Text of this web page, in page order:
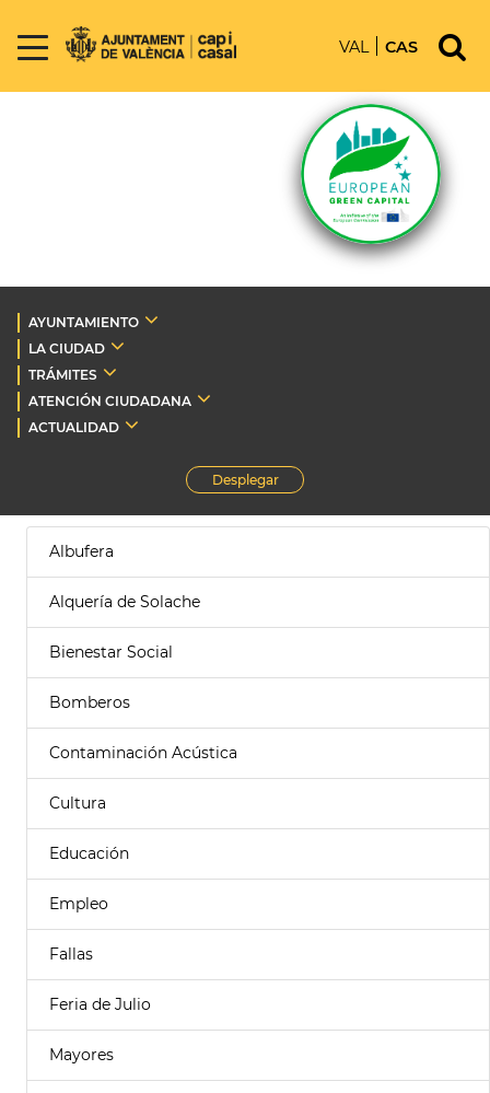
VAL CAS
AYUNTAMIENTO
LA CIUDAD
TRÁMITES
ATENCIÓN CIUDADANA
ACTUALIDAD
Desplegar
Albufera
Alquería de Solache
Bienestar Social
Bomberos
Contaminación Acústica
Cultura
Educación
Empleo
Fallas
Feria de Julio
Mayores